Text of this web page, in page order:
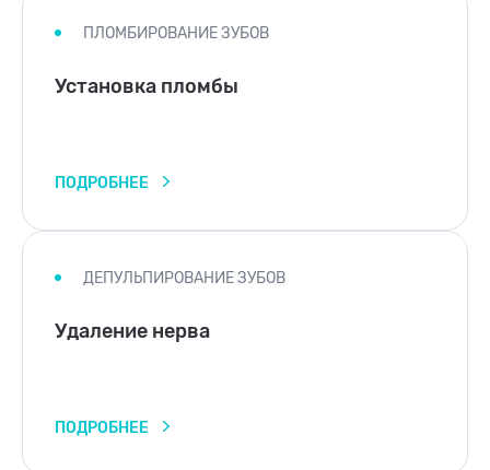
ПЛОМБИРОВАНИЕ ЗУБОВ
Установка пломбы
ПОДРОБНЕЕ
ДЕПУЛЬПИРОВАНИЕ ЗУБОВ
Удаление нерва
ПОДРОБНЕЕ